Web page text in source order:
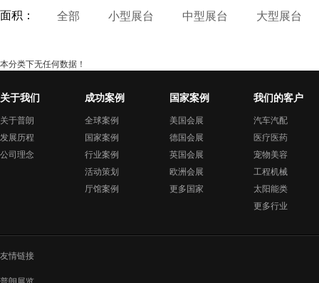
面积： 全部 小型展台 中型展台 大型展台
本分类下无任何数据！
关于我们
关于普朗
发展历程
公司理念
成功案例
全球案例
国家案例
行业案例
活动策划
厅馆案例
国家案例
美国会展
德国会展
英国会展
欧洲会展
更多国家
我们的客户
汽车汽配
医疗医药
宠物美容
工程机械
太阳能类
更多行业
友情链接